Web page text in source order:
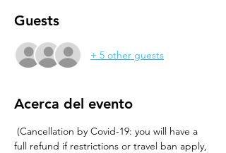
Guests
+ 5 other guests
Acerca del evento
(Cancellation by Covid-19: you will have a
full refund if restrictions or travel ban apply,